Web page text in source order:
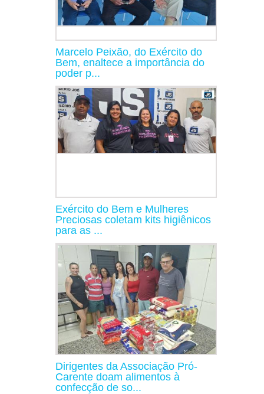
Marcelo Peixão, do Exército do
Bem, enaltece a importância do
poder p...
Exército do Bem e Mulheres
Preciosas coletam kits higiênicos
para as ...
Dirigentes da Associação Pró-
Carente doam alimentos à
confecção de so...